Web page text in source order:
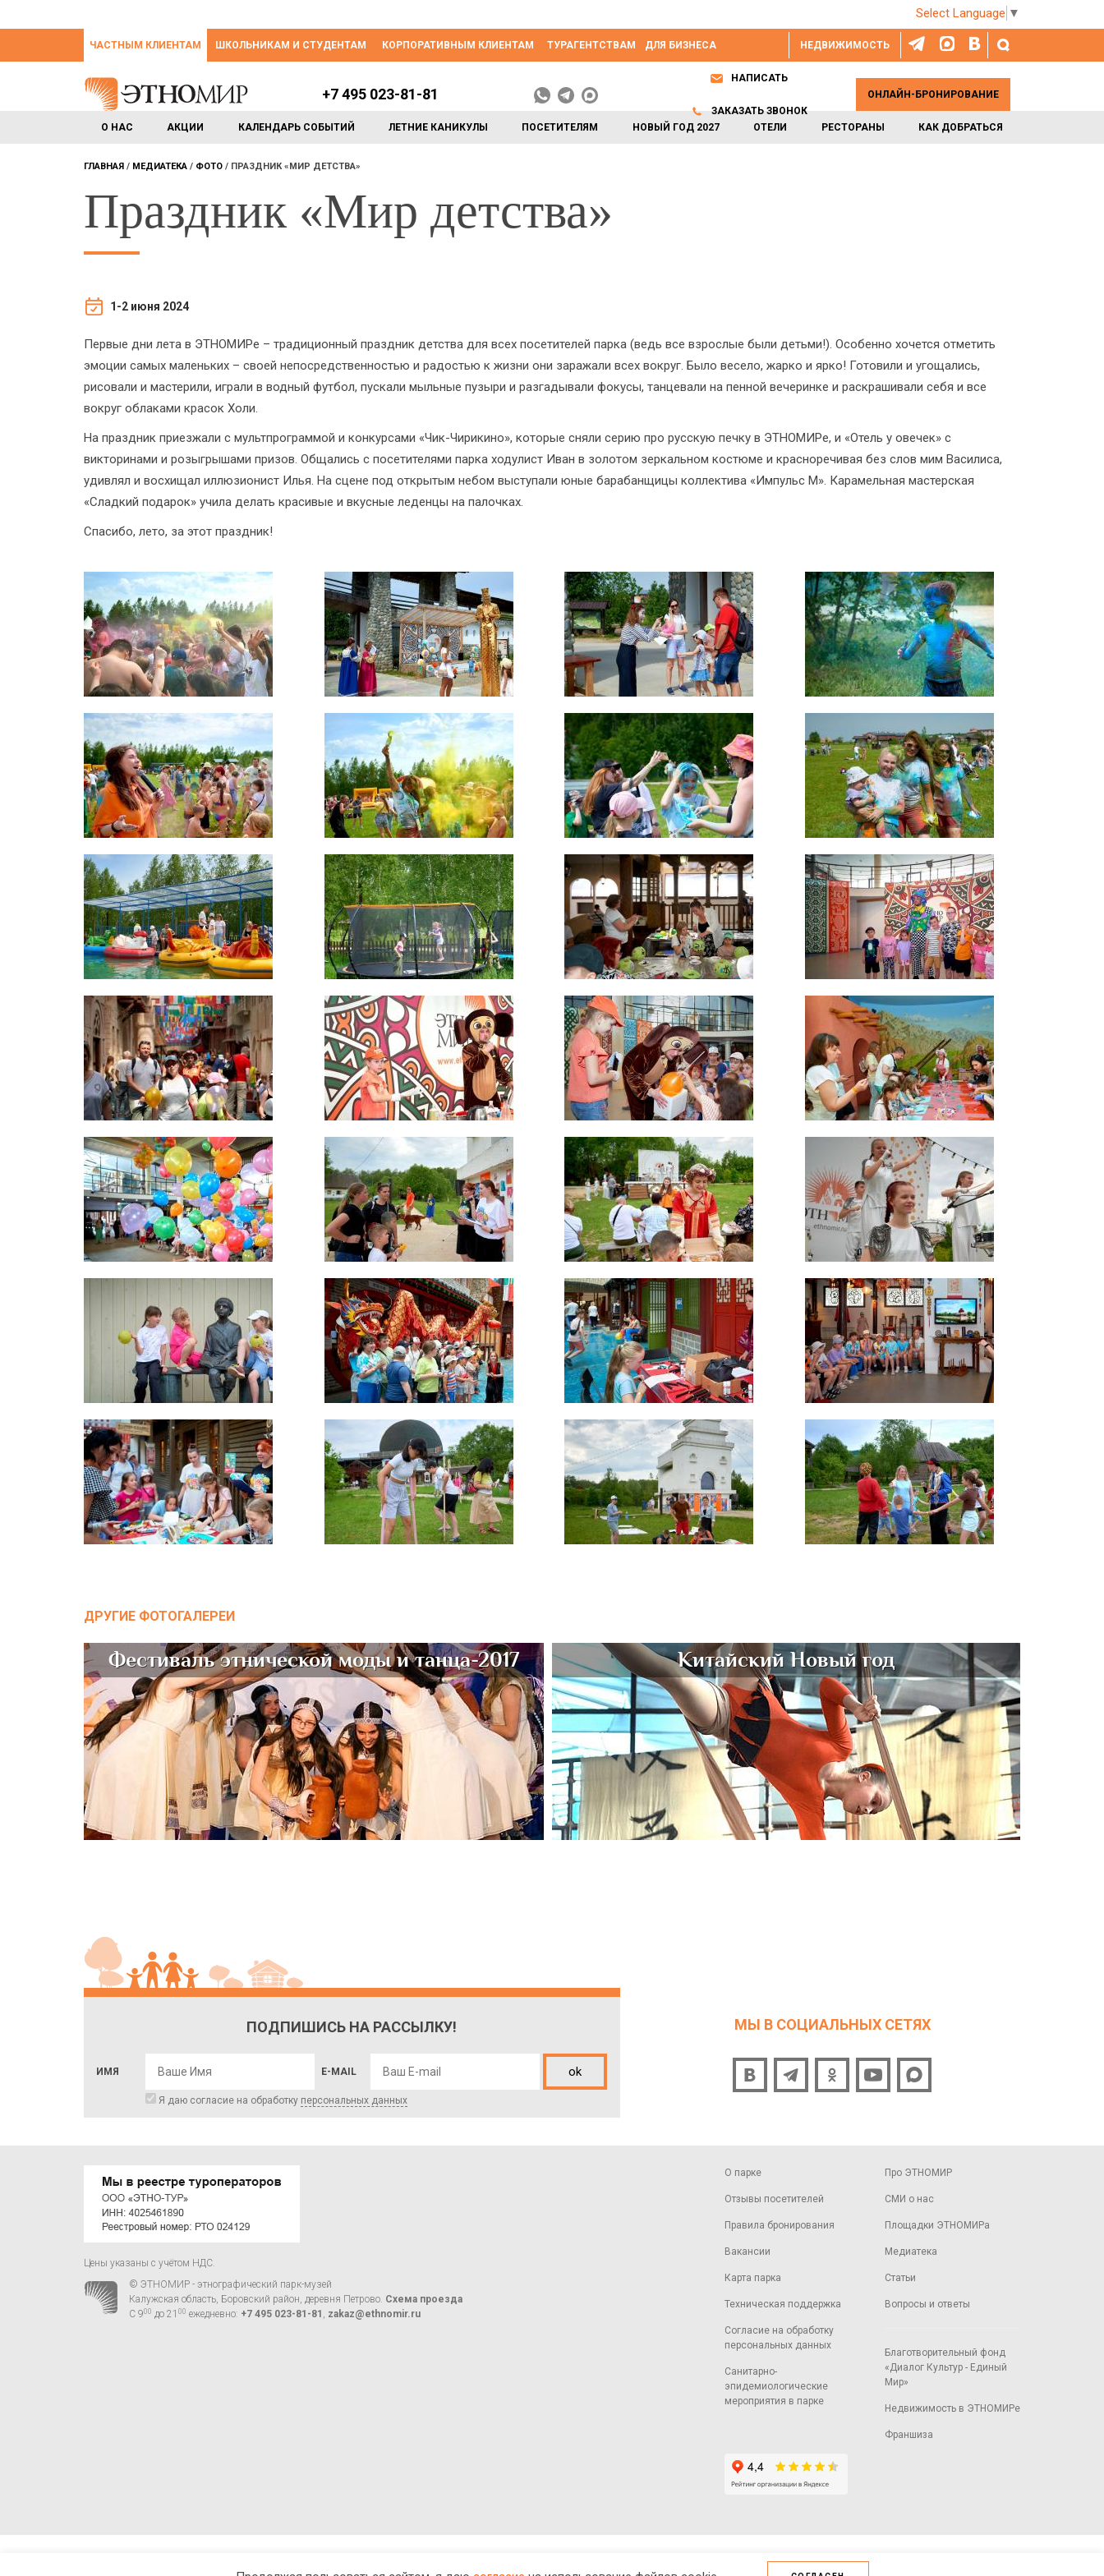
Select Language ▼
НЕДВИЖИМОСТЬ
ЧАСТНЫМ КЛИЕНТАМ ШКОЛЬНИКАМ И СТУДЕНТАМ КОРПОРАТИВНЫМ КЛИЕНТАМ ТУРАГЕНТСТВАМ ДЛЯ БИЗНЕСА
О НАС АКЦИИ КАЛЕНДАРЬ СОБЫТИЙ ЛЕТНИЕ КАНИКУЛЫ ПОСЕТИТЕЛЯМ НОВЫЙ ГОД 2027 ОТЕЛИ РЕСТОРАНЫ КАК ДОБРАТЬСЯ
+7 495 023-81-81
НАПИСАТЬ
ЗАКАЗАТЬ ЗВОНОК
ОНЛАЙН-БРОНИРОВАНИЕ
ГЛАВНАЯ МЕДИАТЕКА ФОТО ПРАЗДНИК «МИР ДЕТСТВА»
Праздник «Мир детства»
1-2 июня 2024
Первые дни лета в ЭТНОМИРе – традиционный праздник детства для всех посетителей парка (ведь все взрослые были детьми!). Особенно хочется отметить
эмоции самых маленьких – своей непосредственностью и радостью к жизни они заражали всех вокруг. Было весело, жарко и ярко! Готовили и угощались,
рисовали и мастерили, играли в водный футбол, пускали мыльные пузыри и разгадывали фокусы, танцевали на пенной вечеринке и раскрашивали себя и все
вокруг облаками красок Холи.
На праздник приезжали с мультпрограммой и конкурсами «Чик-Чирикино», которые сняли серию про русскую печку в ЭТНОМИРе, и «Отель у овечек» с
викторинами и розыгрышами призов. Общались с посетителями парка ходулист Иван в золотом зеркальном костюме и красноречивая без слов мим Василиса,
удивлял и восхищал иллюзионист Илья. На сцене под открытым небом выступали юные барабанщицы коллектива «Импульс М». Карамельная мастерская
«Сладкий подарок» учила делать красивые и вкусные леденцы на палочках.
Спасибо, лето, за этот праздник!
ДРУГИЕ ФОТОГАЛЕРЕИ
Фестиваль этнической моды и танца-2017 Китайский Новый год
ПОДПИШИСЬ НА РАССЫЛКУ!
ИМЯ E-MAIL ok
Я даю согласие на обработку персональных данных
МЫ В СОЦИАЛЬНЫХ СЕТЯХ
О парке
Отзывы посетителей
Правила бронирования
Вакансии
Карта парка
Техническая поддержка
Согласие на обработку
персональных данных
Санитарно-
эпидемиологические
мероприятия в парке
Про ЭТНОМИР
СМИ о нас
Площадки ЭТНОМИРа
Медиатека
Статьи
Вопросы и ответы
Благотворительный фонд
«Диалог Культур - Единый
Мир»
Недвижимость в ЭТНОМИРе
Франшиза
Цены указаны с учётом НДС.
© ЭТНОМИР - этнографический парк-музей
Калужская область, Боровский район, деревня Петрово. Схема проезда
С 900 до 21 00 ежедневно: +7 495 023-81-81 , zakaz@ethnomir.ru